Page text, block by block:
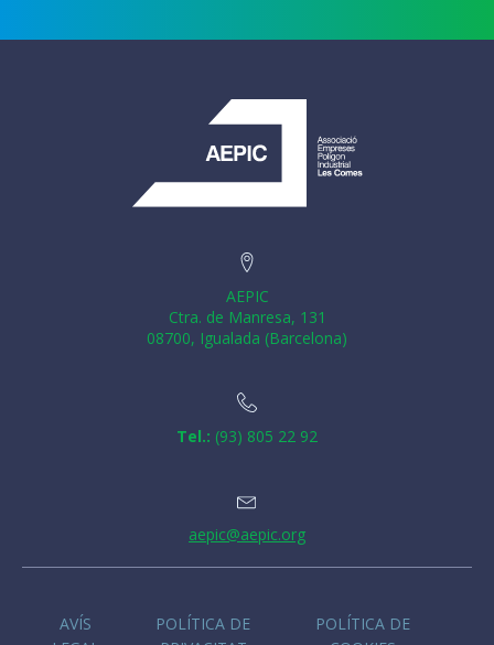
AEPIC
Ctra. de Manresa, 131
08700, Igualada (Barcelona)
Tel.: (93) 805 22 92
aepic@aepic.org
AVÍS
POLÍTICA DE
POLÍTICA DE